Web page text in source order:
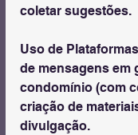
coletar sugestões.
Uso de
de mensagens em
condomínio (com
criação de
divulgação.